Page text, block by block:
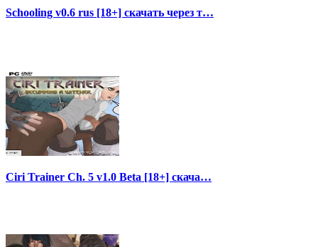
Schooling v0.6 rus [18+] скачать через т…
Ciri Trainer Ch. 5 v1.0 Beta [18+] скача…